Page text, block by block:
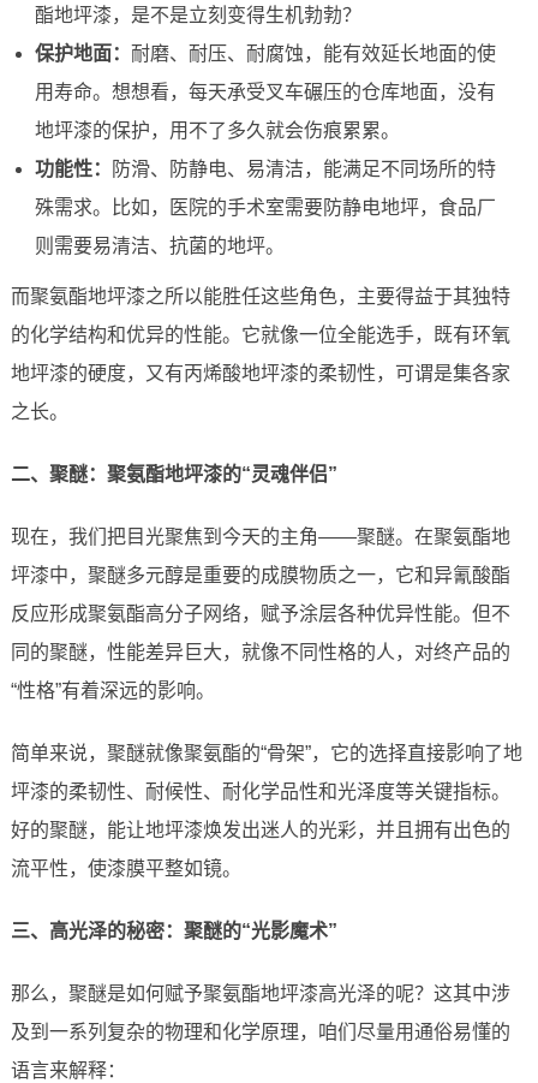
酯地坪漆，是不是立刻变得生机勃勃？
保护地面： 耐磨、耐压、耐腐蚀，能有效延长地面的使
用寿命。想想看，每天承受叉车碾压的仓库地面，没有
地坪漆的保护，用不了多久就会伤痕累累。
功能性：
防滑、防静电、易清洁，能满足不同场所的特
殊需求。比如，医院的手术室需要防静电地坪，食品厂
则需要易清洁、抗菌的地坪。
而聚氨酯地坪漆之所以能胜任这些角色，主要得益于其独特
的化学结构和优异的性能。它就像一位全能选手，既有环氧
地坪漆的硬度，又有丙烯酸地坪漆的柔韧性，可谓是集各家
之长。
二、聚醚：聚氨酯地坪漆的“灵魂伴侣”
现在，我们把目光聚焦到今天的主角——聚醚。在聚氨酯地
坪漆中，聚醚多元醇是重要的成膜物质之一，它和异氰酸酯
反应形成聚氨酯高分子网络，赋予涂层各种优异性能。但不
同的聚醚，性能差异巨大，就像不同性格的人，对终产品的
“性格”有着深远的影响。
简单来说，聚醚就像聚氨酯的“骨架”，它的选择直接影响了地
坪漆的柔韧性、耐候性、耐化学品性和光泽度等关键指标。
好的聚醚，能让地坪漆焕发出迷人的光彩，并且拥有出色的
流平性，使漆膜平整如镜。
三、高光泽的秘密：聚醚的“光影魔术”
那么，聚醚是如何赋予聚氨酯地坪漆高光泽的呢？这其中涉
及到一系列复杂的物理和化学原理，咱们尽量用通俗易懂的
语言来解释：